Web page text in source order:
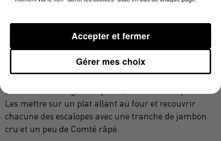
2. Emincer les champignons et les faire dorer à la
poêle avec un peu d'huile. Les réserver.
l'huile dans une grande poêle, 10 mn de chaque côté.
Les mettre sur un plat allant au four et recouvrir
chacune des escalopes avec une tranche de jambon
cru et un peu de Comté râpé.
Gérer mes choix
Accepter et fermer